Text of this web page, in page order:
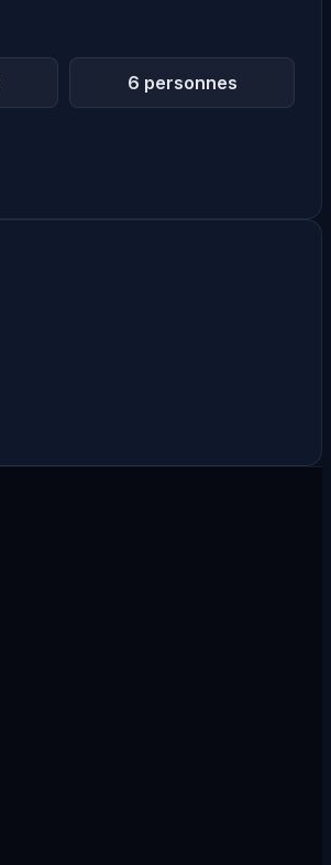
6 personnes